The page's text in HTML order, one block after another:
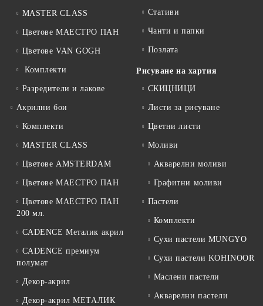
MASTER CLASS
Цветове МАЕСТРО ПАН
Цветове VAN GOGH
Комплекти
Разредители и лакове
Акрилни бои
Комплекти
MASTER CLASS
Цветове AMSTERDAM
Цветове МАЕСТРО ПАН
Цветове МАЕСТРО ПАН
200 мл.
CADENCE Металик акрил
CADENCE премиум
полумат
Декор-акрил
Декор-акрил МЕТАЛИК
Стативи
Чанти и папки
Позлата
Рисуване на хартия
СКИЦНИЦИ
Листи за рисуване
Цветни листи
Моливи
Акварелни моливи
Графитни моливи
Пастели
Комплекти
Сухи пастели MUNGYO
Сухи пастели KOHINOOR
Маслени пастели
Акварелни пастели